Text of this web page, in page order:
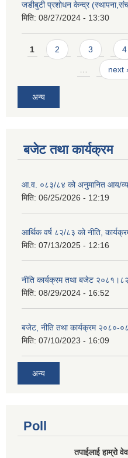
जडीबुटी प्रशोधन केन्द्र
मिति: 08/27/2024 - 13:30
Pages
1 2 3 4
… next ›
अन्य
बजेट तथा कार्यक्रम
आ.व. ०८३/८४ को अनुमानित आय/
मिति: 06/25/2026 - 12:19
आर्थिक वर्ष ८२/८३ को नीति,
मिति: 07/13/2025 - 12:16
नीति कार्यक्रम तथा बजेट २०८१।८२
मिति: 08/29/2024 - 16:52
बजेट, नीति तथा कार्यक्रम २०८०-
मिति: 07/10/2023 - 16:09
अन्य
Poll
तपाईलाई हाम्रो